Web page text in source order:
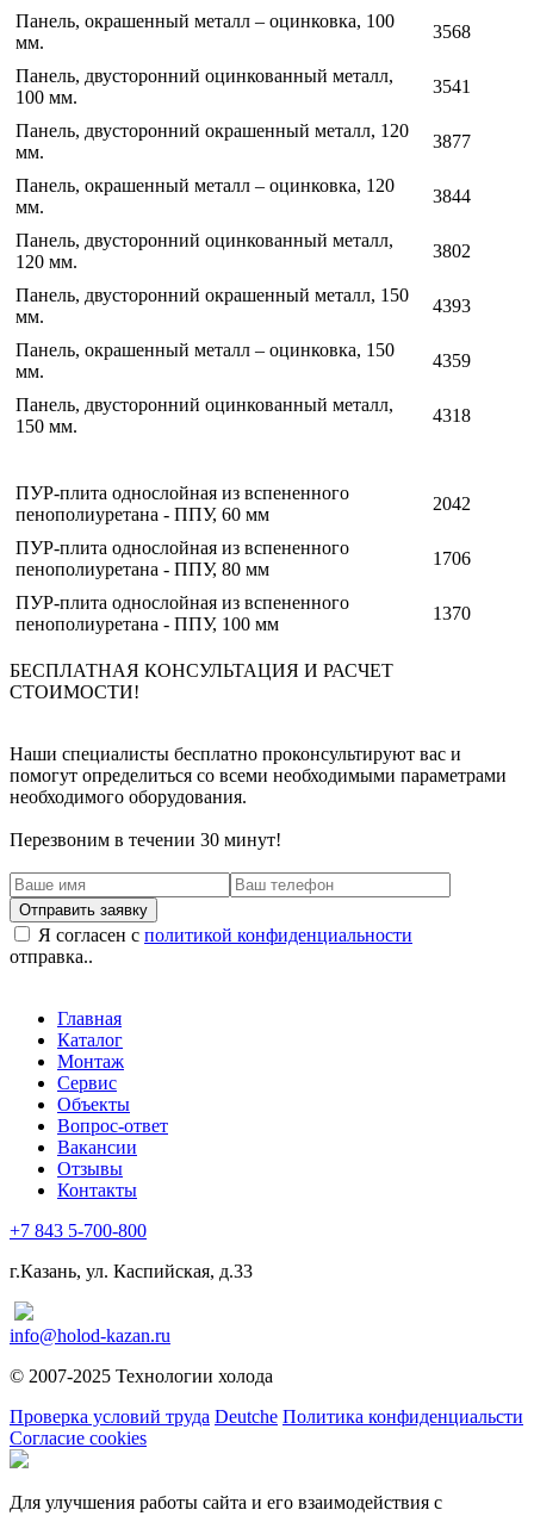
Панель, окрашенный металл – оцинковка, 100
мм.
3568
Панель, двусторонний оцинкованный металл,
100 мм.
3541
Панель, двусторонний окрашенный металл, 120
мм.
3877
Панель, окрашенный металл – оцинковка, 120
мм.
3844
Панель, двусторонний оцинкованный металл,
120 мм.
3802
Панель, двусторонний окрашенный металл, 150
мм.
4393
Панель, окрашенный металл – оцинковка, 150
мм.
4359
Панель, двусторонний оцинкованный металл,
150 мм.
4318
ПУР-плита однослойная из вспененного
пенополиуретана - ППУ, 60 мм
2042
ПУР-плита однослойная из вспененного
пенополиуретана - ППУ, 80 мм
1706
ПУР-плита однослойная из вспененного
пенополиуретана - ППУ, 100 мм
1370
БЕСПЛАТНАЯ КОНСУЛЬТАЦИЯ И РАСЧЕТ
СТОИМОСТИ!
Наши специалисты бесплатно проконсультируют вас и
помогут определиться со всеми необходимыми параметрами
необходимого оборудования.
Перезвоним в течении 30 минут!
Я согласен с политикой конфиденциальности
отправка..
Главная
Каталог
Монтаж
Сервис
Объекты
Вопрос-ответ
Вакансии
Отзывы
Контакты
+7 843 5-700-800
г.Казань, ул. Каспийская, д.33
info@holod-kazan.ru
© 2007-2025 Технологии холода
Проверка условий труда Deutche Политика конфиденциальсти
Согласие cookies
Для улучшения работы сайта и его взаимодействия с